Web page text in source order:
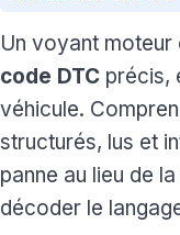
Un voyant moteur
code DTC précis,
véhicule.
structurés, lus et
panne au lieu de
décoder le